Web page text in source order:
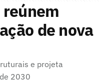
reúnem
de nova
e projeta
2030